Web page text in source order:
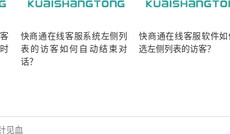
快商通在线客服系统左侧列
表的访客如何自动结束对
话？
快商通在线客服软件如
选左侧列表的访客？